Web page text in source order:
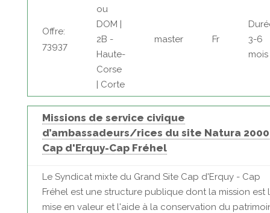
Offre:
73937
ou
DOM |
2B -
Haute-
Corse
| Corte
master Fr
3-6
mois
Missions de service civique
d’ambassadeurs/rices du site Natura 2000
Cap d'Erquy-Cap Fréhel
Le Syndicat mixte du Grand Site Cap d'Erquy - Cap
Fréhel est une structure publique dont la mission est
mise en valeur et l'aide à la conservation du